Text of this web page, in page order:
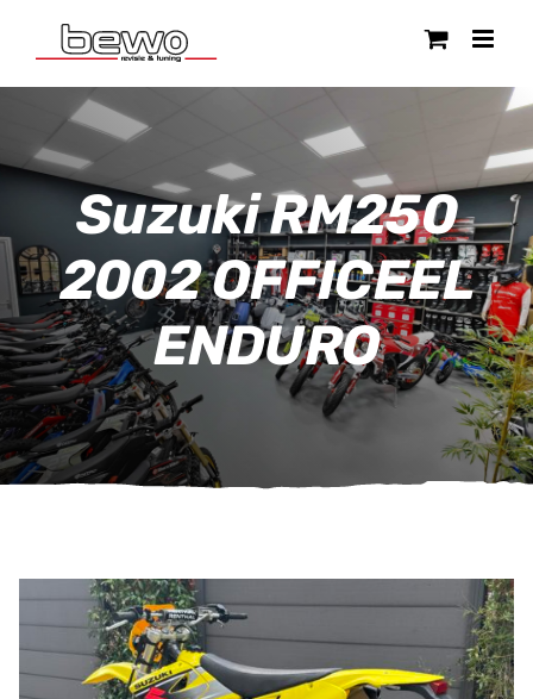
naar
inhoud
Suzuki RM250
2002 OFFICEEL
ENDURO